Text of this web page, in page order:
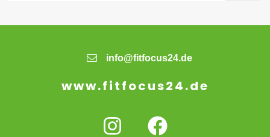
info@fitfocus24.de
www.fitfocus24.de